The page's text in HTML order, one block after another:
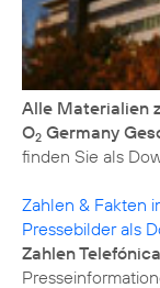
Alle Materialien
O2 Germany
finden Sie als
Zahlen & Fakten
Pressebilder als
Zahlen